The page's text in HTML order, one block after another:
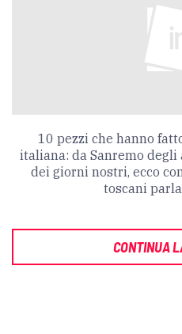
10 pezzi che hanno
italiana: da Sanremo
dei giorni nostri, ecco
toscani
CONTINUA